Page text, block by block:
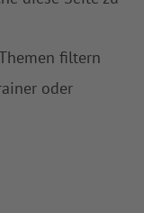
filtern
oder